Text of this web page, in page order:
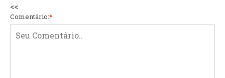
<<
Comentário:*